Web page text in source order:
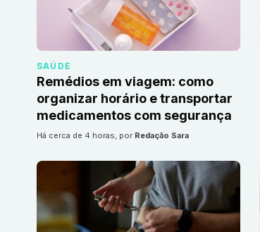
SAÚDE
Remédios em viagem: como
organizar horário e transportar
medicamentos com segurança
há cerca de 4 horas, por Redação Sara